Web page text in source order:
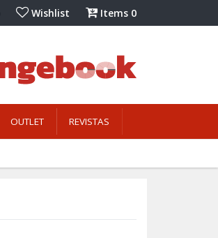
Wishlist Items 0
OUTLET REVISTAS